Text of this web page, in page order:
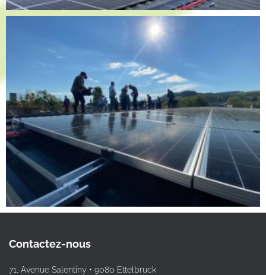
Contactez-nous
71, Avenue Salentiny • 9080 Ettelbruck